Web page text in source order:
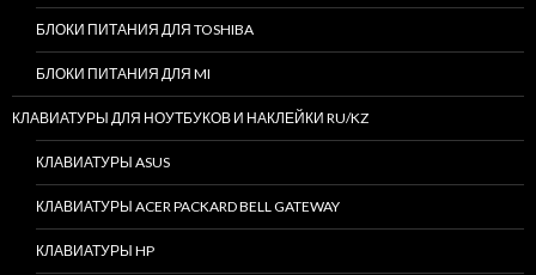
БЛОКИ ПИТАНИЯ ДЛЯ TOSHIBA
БЛОКИ ПИТАНИЯ ДЛЯ MI
КЛАВИАТУРЫ ДЛЯ НОУТБУКОВ И НАКЛЕЙКИ RU/KZ
КЛАВИАТУРЫ ASUS
КЛАВИАТУРЫ ACER PACKARD BELL GATEWAY
КЛАВИАТУРЫ HP